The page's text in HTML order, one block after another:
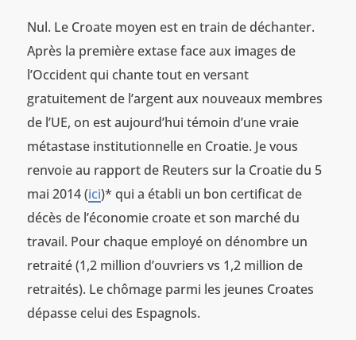
Nul. Le Croate moyen est en train de déchanter.
Après la première extase face aux images de
l’Occident qui chante tout en versant
gratuitement de l’argent aux nouveaux membres
de l’UE, on est aujourd’hui témoin d’une vraie
métastase institutionnelle en Croatie. Je vous
renvoie au rapport de Reuters sur la Croatie du 5
mai 2014 (ici)* qui a établi un bon certificat de
décès de l’économie croate et son marché du
travail. Pour chaque employé on dénombre un
retraité (1,2 million d’ouvriers vs 1,2 million de
retraités). Le chômage parmi les jeunes Croates
dépasse celui des Espagnols.